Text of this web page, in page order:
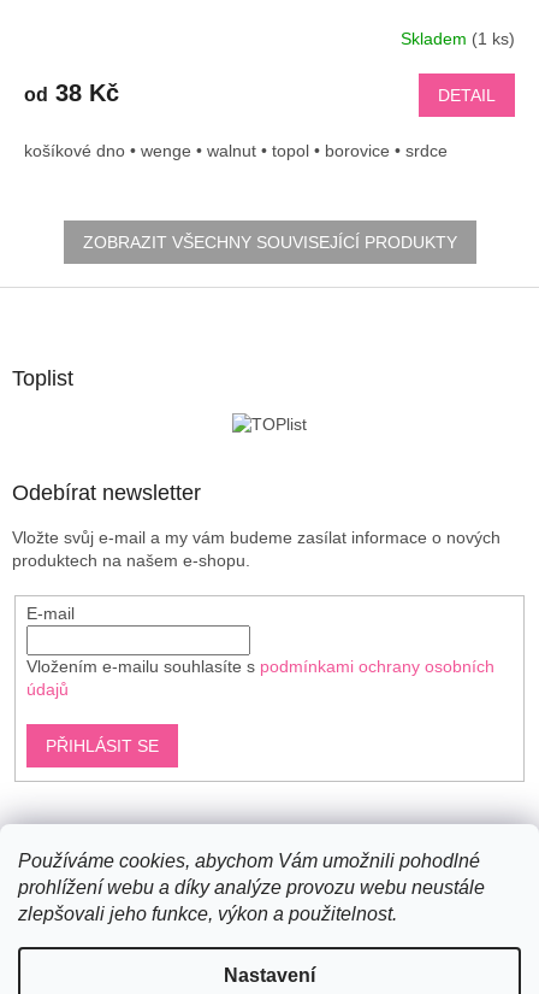
Používáme cookies, abychom Vám umožnili pohodlné
prohlížení webu a díky analýze provozu webu neustále
zlepšovali jeho funkce, výkon a použitelnost.
Nastavení
Skladem (1 ks)
od 38 Kč DETAIL
košíkové dno • wenge • walnut • topol • borovice • srdce
ZOBRAZIT VŠECHNY SOUVISEJÍCÍ PRODUKTY
Toplist
Odebírat newsletter
Vložte svůj e-mail a my vám budeme zasílat informace o nových
produktech na našem e-shopu.
E-mail
Vložením e-mailu souhlasíte s podmínkami ochrany osobních
údajů
PŘIHLÁSIT SE